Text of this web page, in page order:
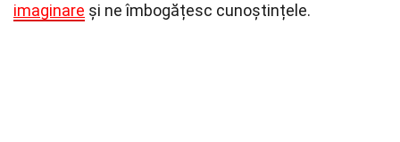
imaginare și ne îmbogățesc cunoștințele.